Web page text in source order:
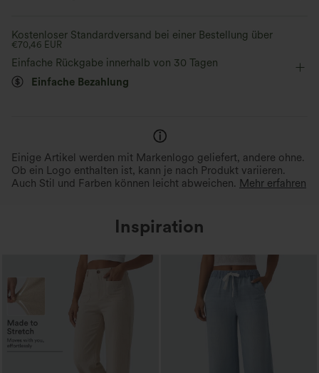
Kompression zur Formgebung
Feuchtigkeitsableitend
mit hohem Bund
Kostenloser Standardversand bei einer Bestellung über
€70,46 EUR
Einfache Rückgabe innerhalb von 30 Tagen
Einfache Bezahlung
Einige Artikel werden mit Markenlogo geliefert, andere ohne.
Ob ein Logo enthalten ist, kann je nach Produkt variieren.
Auch Stil und Farben können leicht abweichen. Mehr erfahren
Inspiration